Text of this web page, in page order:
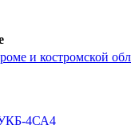
и костромской
УКБ-4СА4